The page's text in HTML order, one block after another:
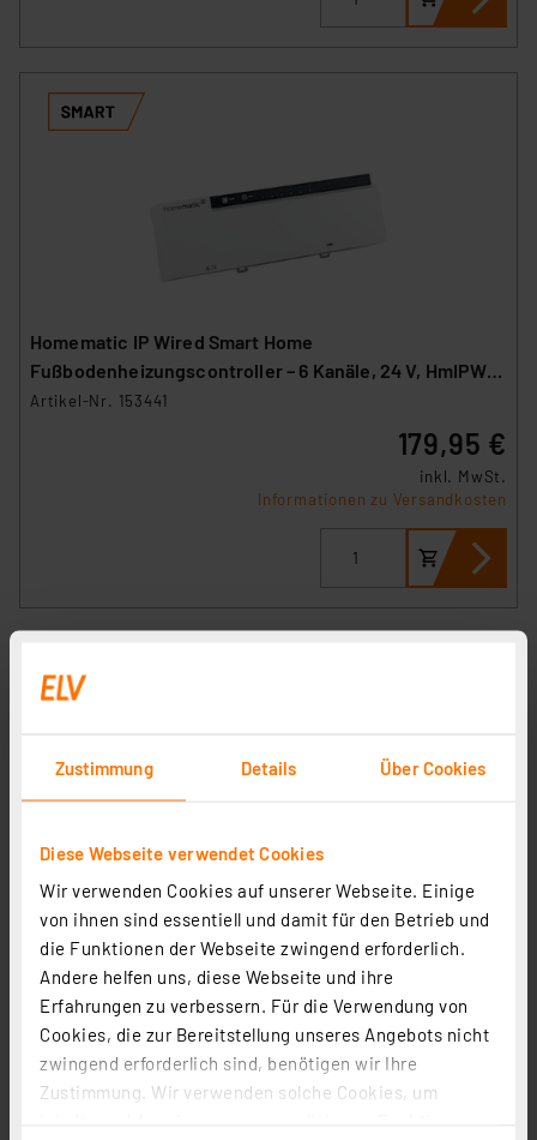
Zustimmung Details Über Cookies
Diese Webseite verwendet Cookies
Wir verwenden Cookies auf unserer Webseite. Einige
von ihnen sind essentiell und damit für den Betrieb und
die Funktionen der Webseite zwingend erforderlich.
Andere helfen uns, diese Webseite und ihre
Erfahrungen zu verbessern. Für die Verwendung von
Cookies, die zur Bereitstellung unseres Angebots nicht
zwingend erforderlich sind, benötigen wir Ihre
Zustimmung. Wir verwenden solche Cookies, um
Homematic IP Wired Smart Home
Fußbodenheizungscontroller – 6 Kanäle, 24 V, HmIPW-
FAL24-C6
Artikel-Nr. 153441
179,95 €
inkl. MwSt.
Informationen zu Versandkosten
Homematic IP Wired Smart Home
Fußbodenheizungscontroller – 10 Kanäle, 24 V, HmIPW-
FAL24-C10
Artikel-Nr. 153432
219,95 €
inkl. MwSt.
Informationen zu Versandkosten